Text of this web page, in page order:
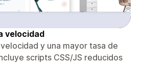
velocidad
y una mayor tasa de
scripts CSS/JS reducidos